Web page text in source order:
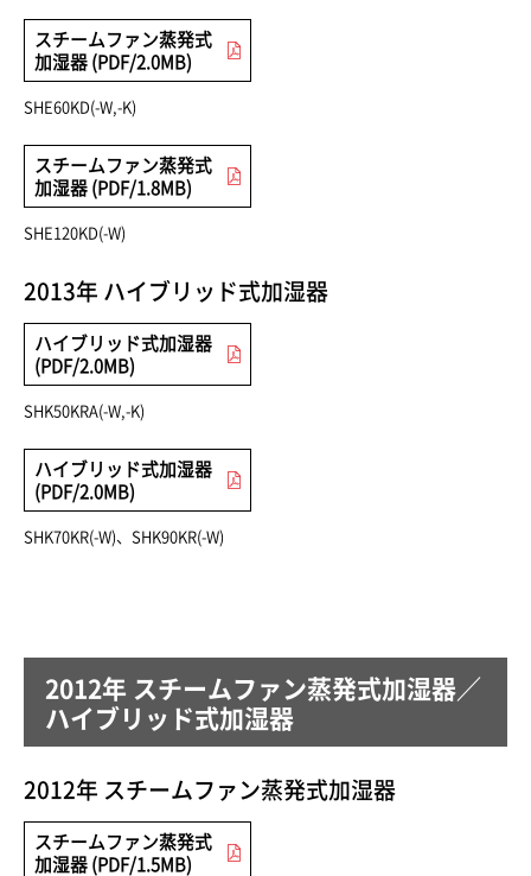
スチームファン蒸発式
加湿器 (PDF/2.0MB)
SHE60KD(-W,-K)
スチームファン蒸発式
加湿器 (PDF/1.8MB)
SHE120KD(-W)
2013年 ハイブリッド式加湿器
ハイブリッド式加湿器
(PDF/2.0MB)
SHK50KRA(-W,-K)
ハイブリッド式加湿器
(PDF/2.0MB)
SHK70KR(-W)、SHK90KR(-W)
2012年 スチームファン蒸発式加湿器／
ハイブリッド式加湿器
2012年 スチームファン蒸発式加湿器
スチームファン蒸発式
加湿器 (PDF/1.5MB)